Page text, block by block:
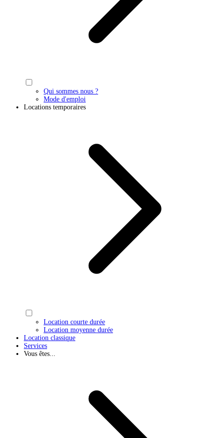
Qui sommes nous ?
Mode d'emploi
Locations temporaires
Location courte durée
Location moyenne durée
Location classique
Services
Vous êtes...